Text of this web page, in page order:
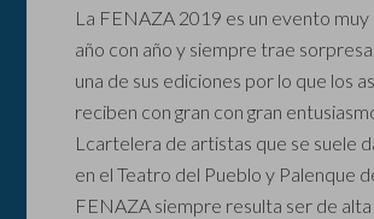
La FENAZA 2019 es un evento
año con año y siempre trae
una de sus ediciones por lo que los
reciben con gran con gran
Lcartelera de artistas que se suele
en el Teatro del Pueblo y Palenque
FENAZA siempre resulta ser de